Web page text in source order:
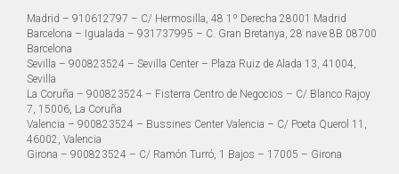
Madrid – 910612797 – C/ Hermosilla, 48 1º Derecha 28001 Madrid
Barcelona – Igualada – 931737995 – C. Gran Bretanya, 28 nave 8B 08700
Barcelona
Sevilla – 900823524 – Sevilla Center – Plaza Ruiz de Alada 13, 41004,
Sevilla
La Coruña – 900823524 – Fisterra Centro de Negocios – C/ Blanco Rajoy
7, 15006, La Coruña
Valencia – 900823524 – Bussines Center Valencia – C/ Poeta Querol 11,
46002, Valencia
Girona – 900823524 – C/ Ramón Turró, 1 Bajos – 17005 – Girona